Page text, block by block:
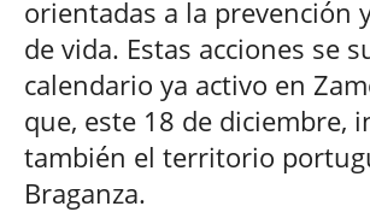
orientadas a la prevención
de vida. Estas acciones se
calendario ya activo en
que, este 18 de diciembre,
también el territorio
Braganza.